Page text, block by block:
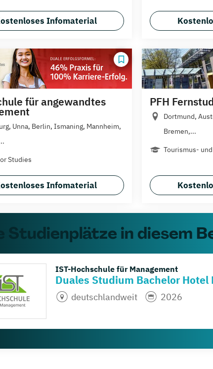
Infomaterial
für angewandtes
Unna, Berlin, Ismaning, Mannheim,
Studies
Infomaterial
PFH
Dortmund,
Bremen,...
Tourismus-
Studienplätze in diesem
IST-Hochschule für Management
Duales Studium Bachelor Hotel
deutschlandweit 2026